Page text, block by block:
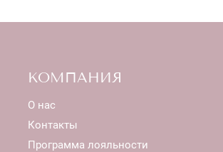
КОМПАНИЯ
О нас
Контакты
Программа лояльности